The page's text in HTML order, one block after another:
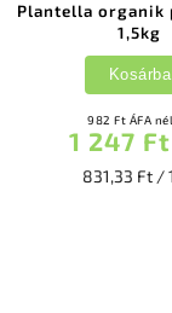
Plantella organik
1,5kg
982 Ft ÁFA
1 247 Ft
831,33 Ft /
Kosárba